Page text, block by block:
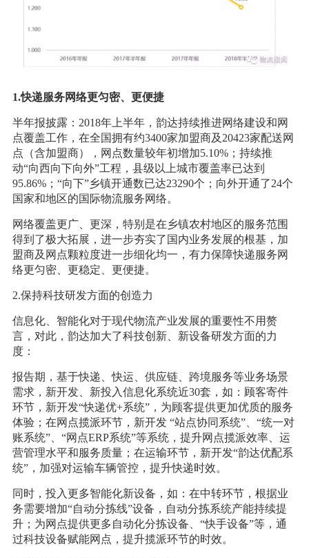
1.快递服务网络更匀密、更便捷
半年报披露：2018年上半年，韵达持续推进网络建设和网
点覆盖工作，在全国拥有约3400家加盟商及20423家配送网
点（含加盟商），网点数量较年初增加5.10%；持续推
动“向西向下向外”工程，县级以上城市覆盖率已达到
95.86%；“向下”乡镇开通数已达23290个；向外开通了24个
国家和地区的国际物流服务网络。
网络覆盖更广、更深，特别是在乡镇农村地区的服务范围
得到了极大拓展，进一步夯实了国内业务发展的根基，加
盟商及网点颗粒度进一步细化均一，有力保障快递服务网
络更匀密、更稳定、更便捷。
2.保持科技研发方面的创造力
信息化、智能化对于现代物流产业发展的重要性不用赘
言，对此，韵达加大了科技创新、新设备研发方面的力
度：
报告期，基于快递、快运、供应链、跨境服务等业务场景
需求，新开发、新投入信息化系统近30套，如：顾客寄件
环节，新开发“快递优+系统”，为顾客提供更加优质的服务
体验；在网点揽派环节，新开发 “站点协同系统”、“统一对
账系统”、“网点ERP系统”等系统，提升网点揽派效率、运
营管理水平和服务质量；在运输环节，新开发“韵达优配系
统”，加强对运输车辆管控，提升快递时效。
同时，投入更多智能化新设备，如：在中转环节，根据业
务需要增加“自动分拣线”设备，自动分拣系统产能持续提
升；为网点提供更多自动化分拣设备、“快手设备”等，通
过科技设备赋能网点，提升揽派环节的时效。